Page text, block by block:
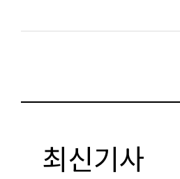
최신기사